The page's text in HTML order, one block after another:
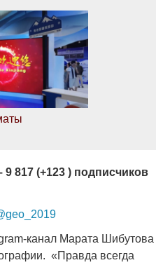
9 817 (+123 ) подписчиков
канал Марата Шибутова
«Правда всегда